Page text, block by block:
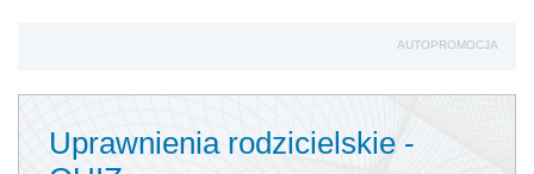
AUTOPROMOCJA
Uprawnienia rodzicielskie -